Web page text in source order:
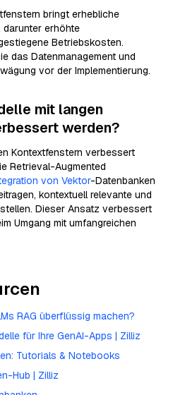
bringt erhebliche
darunter erhöhte
Betriebskosten.
das Datenmanagement und
vor der Implementierung.
mit langen
werden?
Kontextfenstern verbessert
Retrieval-Augmented
von Vektor-Datenbanken
kontextuell relevante und
Dieser Ansatz verbessert
Umgang mit umfangreichen
RAG überflüssig machen?
für Ihre GenAI-Apps | Zilliz
Tutorials & Notebooks
Hub | Zilliz